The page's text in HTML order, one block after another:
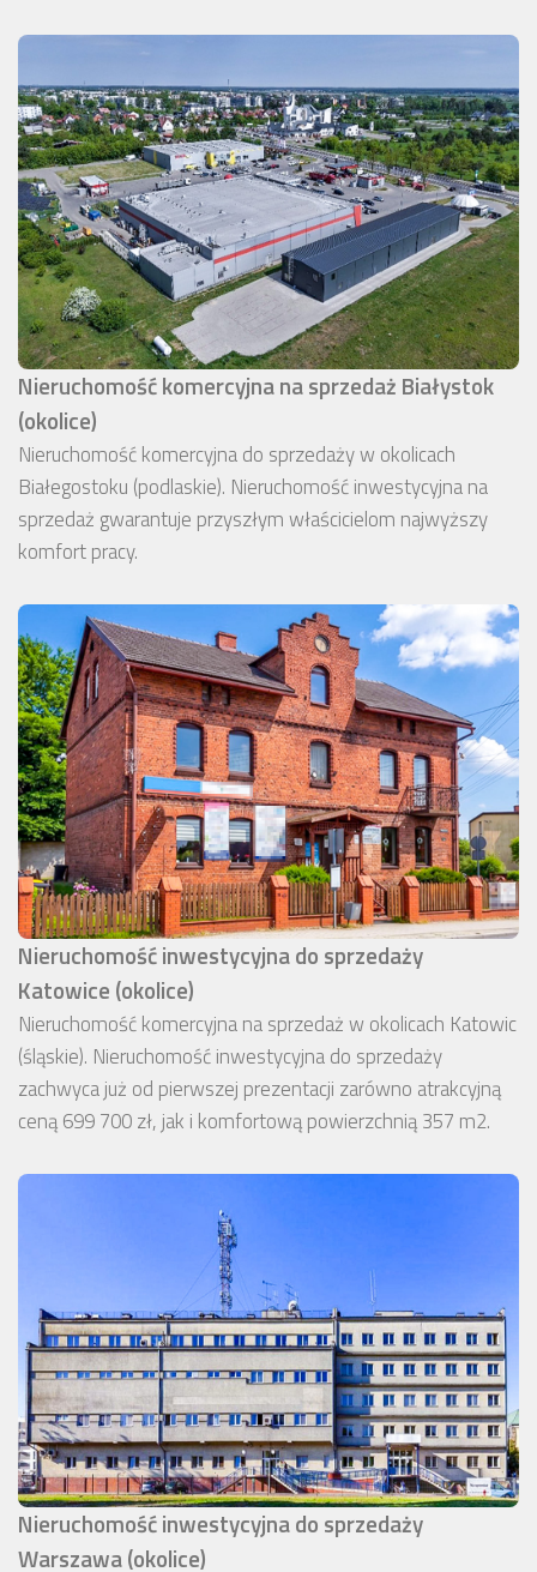
Nieruchomość komercyjna na sprzedaż Białystok
(okolice)
Nieruchomość komercyjna do sprzedaży w okolicach
Białegostoku (podlaskie). Nieruchomość inwestycyjna na
sprzedaż gwarantuje przyszłym właścicielom najwyższy
komfort pracy.
Nieruchomość inwestycyjna do sprzedaży
Katowice (okolice)
Nieruchomość komercyjna na sprzedaż w okolicach Katowic
(śląskie). Nieruchomość inwestycyjna do sprzedaży
zachwyca już od pierwszej prezentacji zarówno atrakcyjną
ceną 699 700 zł, jak i komfortową powierzchnią 357 m2.
Nieruchomość inwestycyjna do sprzedaży
Warszawa (okolice)